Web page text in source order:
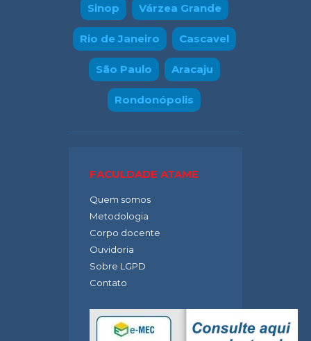
Sinop Várzea Grande
Rio de Janeiro Cascavel
São Paulo Aracaju
Rondonópolis
FACULDADE ATAME
Quem somos
Metodologia
Corpo docente
Ouvidoria
Sobre LGPD
Contato